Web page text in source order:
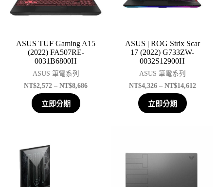
ASUS TUF Gaming A15
(2022) FA507RE-
0031B6800H
ASUS 筆電系列
NT$2,572 – NT$8,686
立即分期
ASUS | ROG Strix Scar
17 (2022) G733ZW-
0032S12900H
ASUS 筆電系列
NT$4,326 – NT$14,612
立即分期